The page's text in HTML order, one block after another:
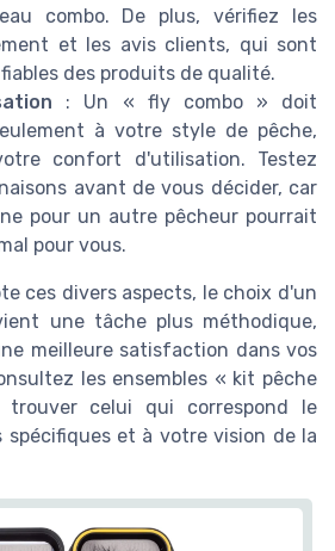
combo. De plus, vérifiez les
et les avis clients, qui sont
des produits de qualité.
: Un « fly combo » doit
à votre style de pêche,
confort d'utilisation. Testez
avant de vous décider, car
pour un autre pêcheur pourrait
pour vous.
ces divers aspects, le choix d'un
une tâche plus méthodique,
meilleure satisfaction dans vos
les ensembles « kit pêche
trouver celui qui correspond le
spécifiques et à votre vision de la